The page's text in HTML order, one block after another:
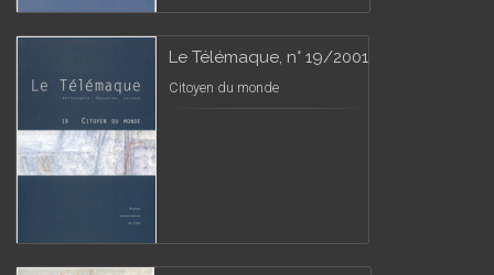
Le Télémaque, n° 19/2001
Citoyen du monde